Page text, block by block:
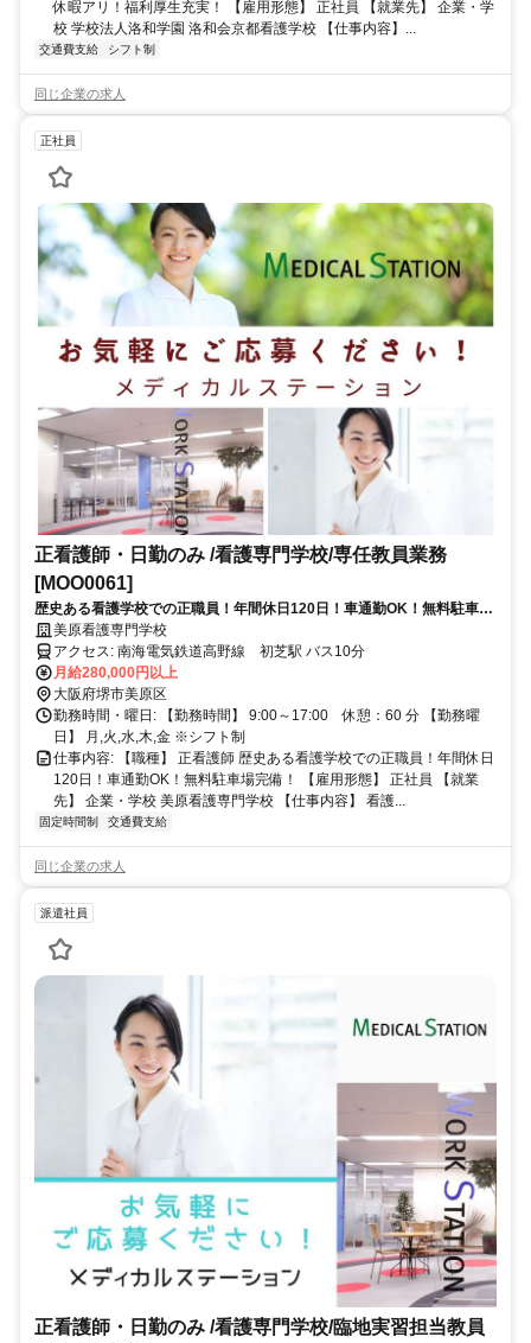
休暇アリ！福利厚生充実！ 【雇用形態】 正社員 【就業先】 企業・学
校 学校法人洛和学園 洛和会京都看護学校 【仕事内容】...
交通費支給 シフト制
同じ企業の求人
正社員
正看護師・日勤のみ /看護専門学校/専任教員業務
[MOO0061]
歴史ある看護学校での正職員！年間休日120日！車通勤OK！無料駐車場
完備！
美原看護専門学校
アクセス: 南海電気鉄道高野線 初芝駅 バス10分
月給280,000円以上
大阪府堺市美原区
勤務時間・曜日: 【勤務時間】 9:00～17:00 休憩：60 分 【勤務曜
日】 月,火,水,木,金 ※シフト制
仕事内容: 【職種】 正看護師 歴史ある看護学校での正職員！年間休日
120日！車通勤OK！無料駐車場完備！ 【雇用形態】 正社員 【就業
先】 企業・学校 美原看護専門学校 【仕事内容】 看護...
固定時間制 交通費支給
同じ企業の求人
派遣社員
正看護師・日勤のみ /看護専門学校/臨地実習担当教員